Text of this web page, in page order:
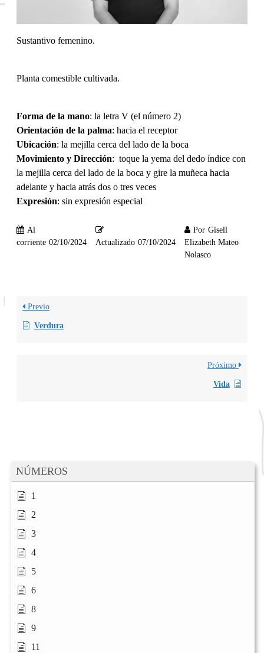
NÚMEROS
1
2
3
4
5
6
8
9
11
Sustantivo femenino.
Planta comestible cultivada.
Forma de la mano: la letra V (el número 2)
Orientación de la palma: hacia el receptor
Ubicación: la mejilla cerca del lado de la boca
Movimiento y Dirección: toque la yema del dedo índice con
la mejilla cerca del lado de la boca y gire la muñeca hacia
adelante y hacia atrás dos o tres veces
Expresión: sin expresión especial
Al
corriente 02/10/2024 Actualizado 07/10/2024
Por Gisell
Elizabeth Mateo
Nolasco
Previo
Verdura
Próximo
Vida